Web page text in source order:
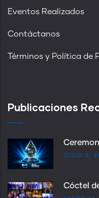
Eventos Realizados
Contáctanos
Términos y Política de
Publicaciones
JULIO 5,
Cóctel